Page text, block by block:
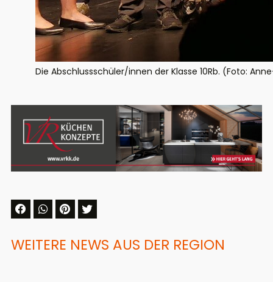
Die Abschlussschüler/innen der Klasse 10Rb. (Foto:
WEITERE NEWS AUS DER REGION